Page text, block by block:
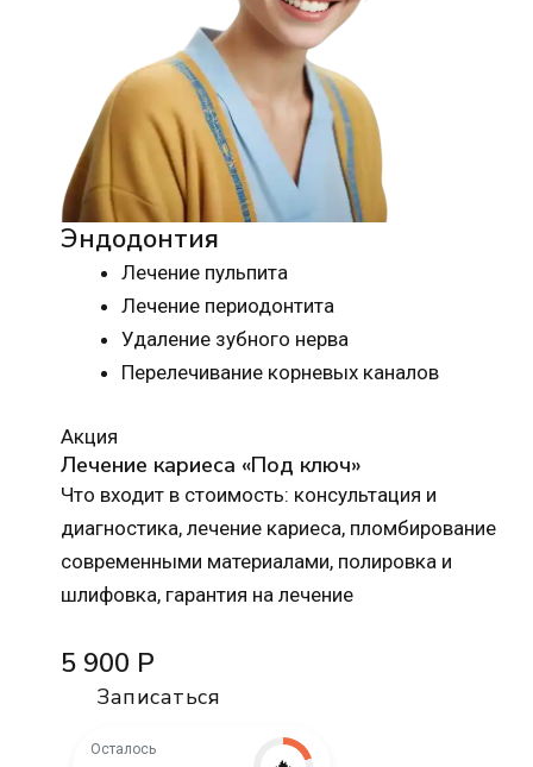
Эндодонтия
Лечение пульпита
Лечение периодонтита
Удаление зубного нерва
Перелечивание корневых каналов
Акция
Лечение кариеса «Под ключ»
Что входит в стоимость: консультация и
диагностика, лечение кариеса, пломбирование
современными материалами, полировка и
шлифовка, гарантия на лечение
5 900 Р
Записаться
Осталось